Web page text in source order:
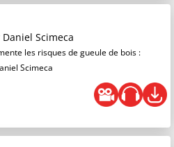
Scimeca
les risques de gueule de bois :
Scimeca